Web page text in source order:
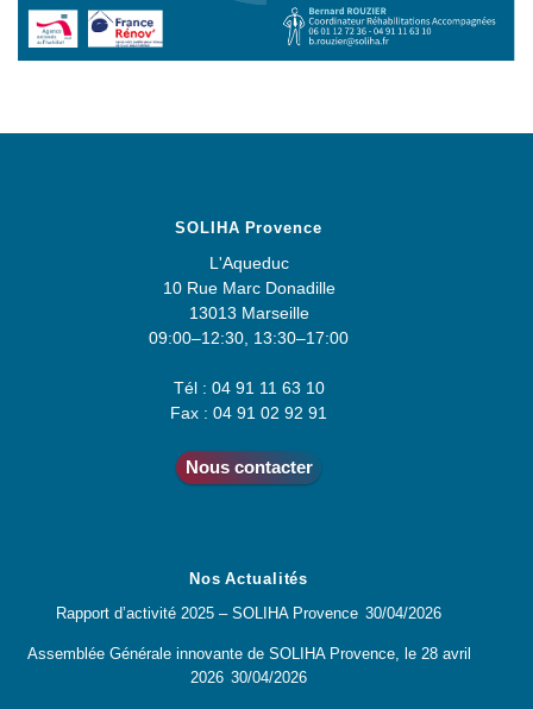
SOLIHA Provence
L'Aqueduc
10 Rue Marc Donadille
13013 Marseille
09:00–12:30, 13:30–17:00
Tél : 04 91 11 63 10
Fax : 04 91 02 92 91
Nous contacter
Nos Actualités
Rapport d’activité 2025 – SOLIHA Provence 30/04/2026
Assemblée Générale innovante de SOLIHA Provence, le 28 avril
2026 30/04/2026